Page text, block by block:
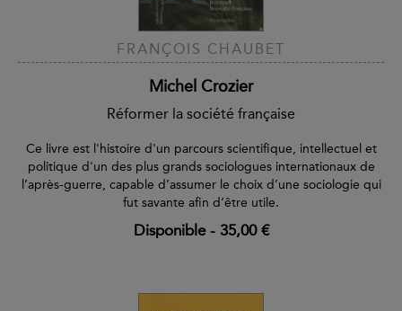
FRANÇOIS CHAUBET
Michel Crozier
Réformer la société française
Ce livre est l'histoire d'un parcours scientifique, intellectuel et
politique d'un des plus grands sociologues internationaux de
l’après-guerre, capable d’assumer le choix d’une sociologie qui
fut savante afin d’être utile.
Disponible- 35,00 €